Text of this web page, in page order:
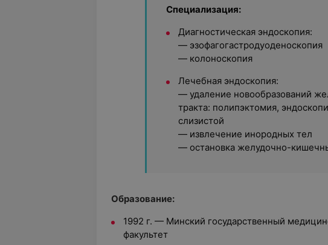
Специализация:
Диагностическая эндоскопия:
— эзофагогастродуоденоскопия
— колоноскопия
Лечебная эндоскопия:
— удаление новообразований
тракта: полипэктомия,
слизистой
— извлечение инородных тел
— остановка желудочно-
Образование:
1992 г. — Минский государственный
факультет